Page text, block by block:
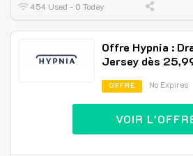
454 Used - 0 Today
Offre Hypnia :
Jersey dès
OFFRE No Expires
VOIR